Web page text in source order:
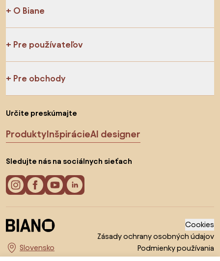
O Biane
Pre používateľov
Pre obchody
Určite preskúmajte
ProduktyInšpirácieAI designer
Sledujte nás na sociálnych sieťach
Vyberte krajinu
Cookies
Zásady ochrany osobných údajov
Podmienky používania